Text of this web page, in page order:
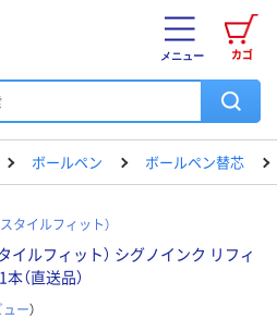
カゴ
メニュー
ボールペン ボールペン替芯
タイルフィット）
イルフィット） シグノインク リフィ
（直送品）
ー）